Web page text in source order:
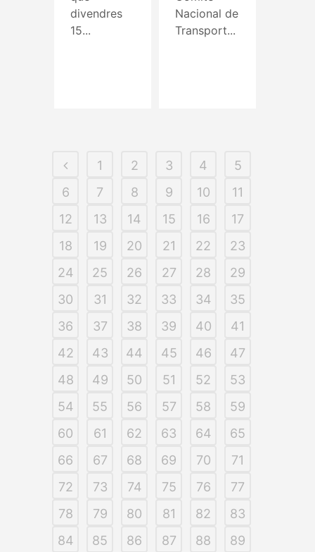
divendres
15...
Nacional de
Transport...
1 2 3 4
5
6
7 8 9 10
11
12
13 14 15 16
17
18
19 20 21 22
23
24
25 26 27 28
29
30
31 32 33 34
35
36
37 38 39 40
41
42
43 44 45 46
47
48
49 50 51 52
53
54
55 56 57 58
59
60
61 62 63 64
65
66
67 68 69 70
71
72
73 74 75 76
77
78
79 80 81 82
83
84
85 86 87 88
89